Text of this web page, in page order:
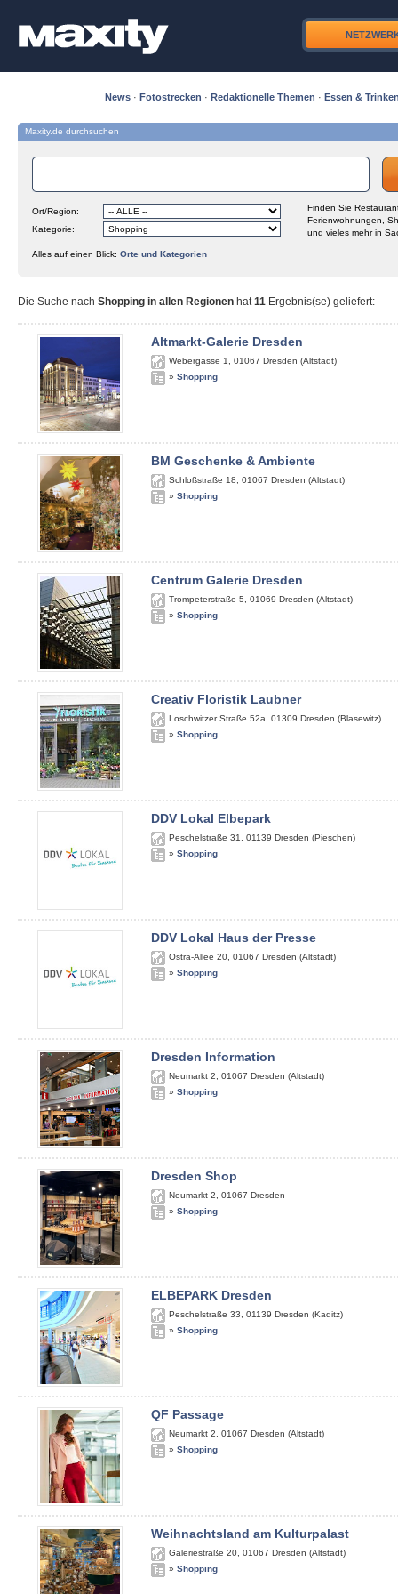
News · Fotostrecken · Redaktionelle Themen · Essen &
Maxity.de durchsuchen
Ort/Region:
Kategorie:
Finden Sie
Ferienwohnungen,
und vieles mehr in
Alles auf einen Blick: Orte und Kategorien
Die Suche nach Shopping in allen Regionen hat11 Ergebnis(se) geliefert:
Altmarkt-Galerie Dresden
Webergasse 1 01067 Dresden (Altstadt)
» Shopping
BM Geschenke & Ambiente
Schloßstraße 18 01067 Dresden (Altstadt)
» Shopping
Centrum Galerie Dresden
Trompeterstraße 5 01069 Dresden (Altstadt)
» Shopping
Creativ Floristik Laubner
Loschwitzer Straße 52a 01309 Dresden (Blasewitz)
» Shopping
DDV Lokal Elbepark
Peschelstraße 31 01139 Dresden (Pieschen)
» Shopping
DDV Lokal Haus der Presse
Ostra-Allee 20 01067 Dresden (Altstadt)
» Shopping
Dresden Information
Neumarkt 2 01067 Dresden (Altstadt)
» Shopping
Dresden Shop
Neumarkt 2 01067 Dresden
» Shopping
ELBEPARK Dresden
Peschelstraße 33 01139 Dresden (Kaditz)
» Shopping
QF Passage
Neumarkt 2 01067 Dresden (Altstadt)
» Shopping
Weihnachtsland am Kulturpalast
Galeriestraße 20 01067 Dresden (Altstadt)
» Shopping